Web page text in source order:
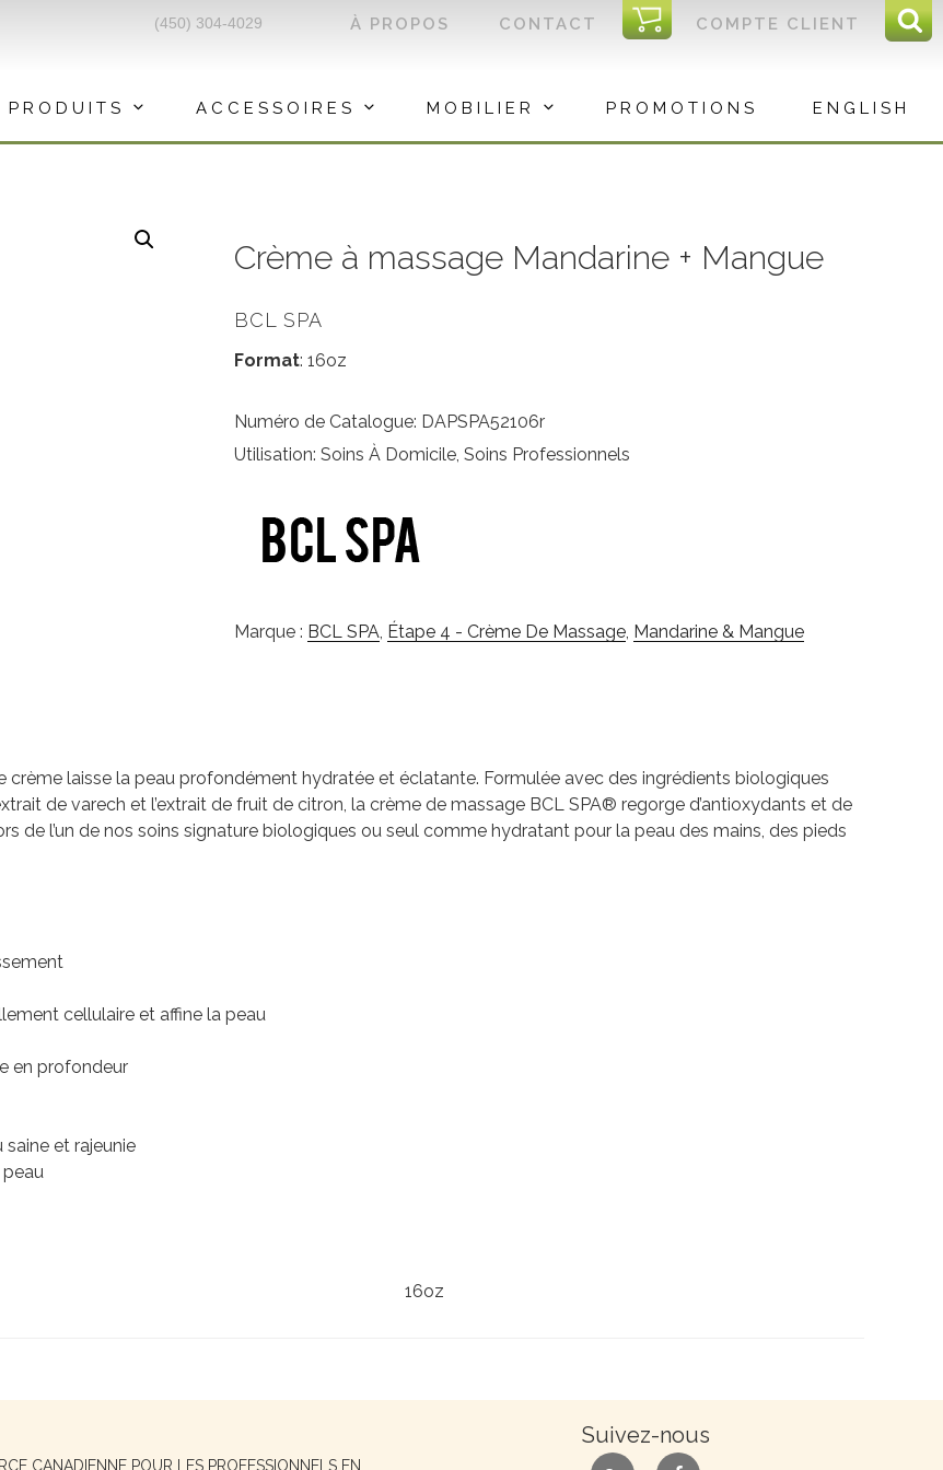
COMPTE CLIENT
I
C
CONTACT
À PROPOS
(450) 304-4029
PRODUITS ACCESSOIRES MOBILIER PROMOTIONS ENGLISH
Crème à massage Mandarine + Mangue
BCL SPA
Format: 16oz
Numéro de Catalogue: DAPSPA52106r
Utilisation: Soins À Domicile, Soins Professionnels
Marque : BCL SPA, Étape 4 - Crème De Massage, Mandarine & Mangue
laisse la peau profondément hydratée et éclatante. Formulée avec des ingrédients biologiques
de varech et l’extrait de fruit de citron, la crème de massage BCL SPA® regorge d’antioxydants et de
de l’un de nos soins signature biologiques ou seul comme hydratant pour la peau des mains, des pieds
cellulaire et affine la peau
en profondeur
saine et rajeunie
16oz
CANADIENNE POUR LES PROFESSIONNELS EN
Suivez-nous
google facebook